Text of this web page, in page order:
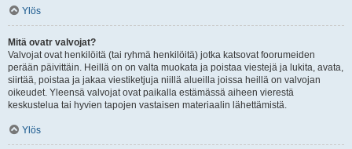
Ylös
Mitä ovatr valvojat?
Valvojat ovat henkilöitä (tai ryhmä henkilöitä) jotka katsovat foorumeiden
perään päivittäin. Heillä on on valta muokata ja poistaa viestejä ja lukita, avata,
siirtää, poistaa ja jakaa viestiketjuja niillä alueilla joissa heillä on valvojan
oikeudet. Yleensä valvojat ovat paikalla estämässä aiheen vierestä
keskustelua tai hyvien tapojen vastaisen materiaalin lähettämistä.
Ylös